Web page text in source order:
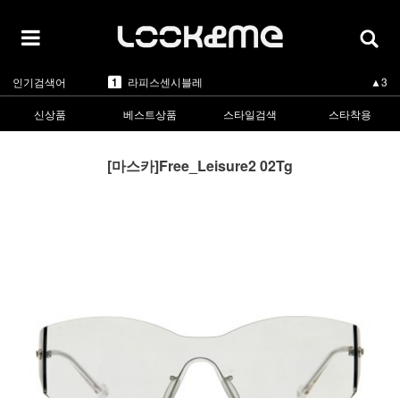
인기검색어
카렌워커 ▲1
2 마스카 ▲3
3 린드버그 ▼-2
올리버피플스
5
신상품 베스트상품 스타일검색 스타착용
[마스카]Free_Leisure2 02Tg